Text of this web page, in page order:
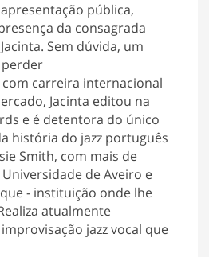
pública,
da consagrada
Sem dúvida, um
com carreira internacional
Jacinta editou na
e é detentora do único
história do jazz português
Smith, com mais de
de Aveiro e
- instituição onde lhe
atualmente
jazz vocal que